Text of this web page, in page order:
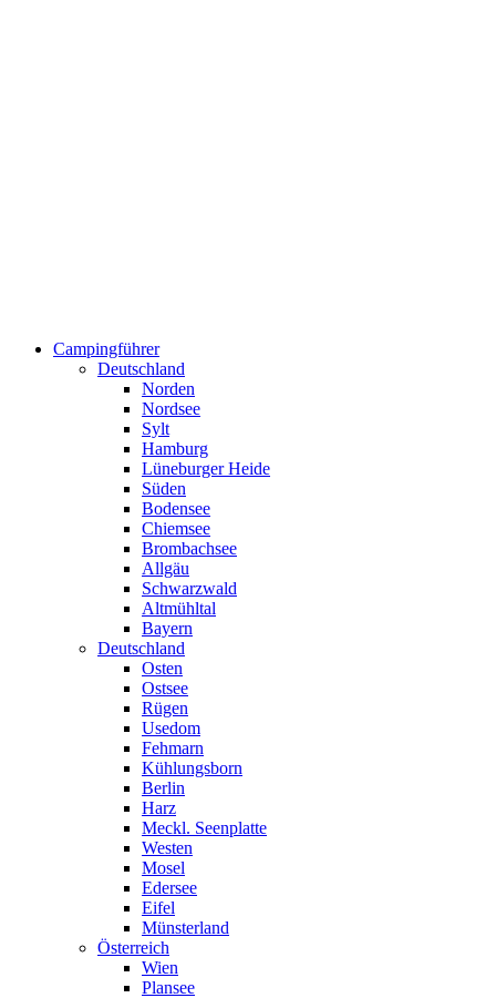
Campingführer
Deutschland
Norden
Nordsee
Sylt
Hamburg
Lüneburger Heide
Süden
Bodensee
Chiemsee
Brombachsee
Allgäu
Schwarzwald
Altmühltal
Bayern
Deutschland
Osten
Ostsee
Rügen
Usedom
Fehmarn
Kühlungsborn
Berlin
Harz
Meckl. Seenplatte
Westen
Mosel
Edersee
Eifel
Münsterland
Österreich
Wien
Plansee